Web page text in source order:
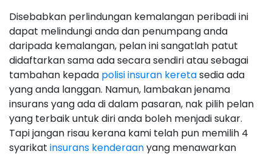
Disebabkan perlindungan kemalangan peribadi ini
dapat melindungi anda dan penumpang anda
daripada kemalangan, pelan ini sangatlah patut
didaftarkan sama ada secara sendiri atau sebagai
tambahan kepada polisi insuran keretasedia ada
yang anda langgan. Namun, lambakan jenama
insurans yang ada di dalam pasaran, nak pilih pelan
yang terbaik untuk diri anda boleh menjadi sukar.
Tapi jangan risau kerana kami telah pun memilih 4
syarikat insurans kenderaanyang menawarkan